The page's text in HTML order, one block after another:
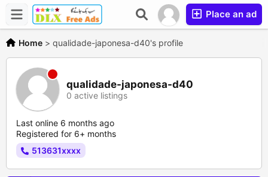
Place an ad
Home > qualidade-japonesa-d40's profile
qualidade-japonesa-d40
0 active listings
Last online 6 months ago
Registered for 6+ months
513631xxxx